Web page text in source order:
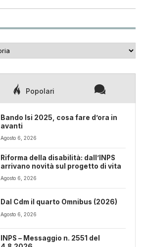
era:
è:
Popolari
Bando Isi 2025, cosa fare d’ora in
avanti
Agosto 6, 2026
Riforma della disabilità: dall’INPS
arrivano novità sul progetto di vita
Agosto 6, 2026
Dal Cdm il quarto Omnibus (2026)
Agosto 6, 2026
INPS – Messaggio n. 2551 del